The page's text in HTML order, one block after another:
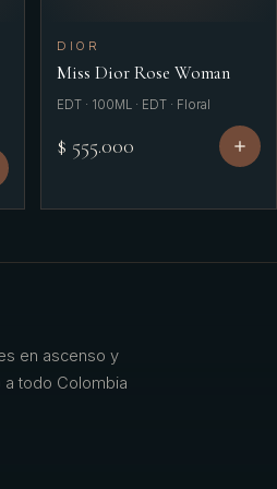
DIOR
Miss Dior Rose Woman
EDT · 100ML · EDT · Floral
$ 555.000
en ascenso y
a todo Colombia